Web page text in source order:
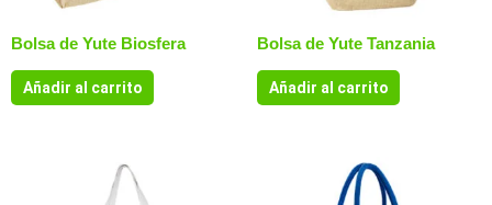
Bolsa de Yute Biosfera
Añadir al carrito
Bolsa de Yute Tanzania
Añadir al carrito